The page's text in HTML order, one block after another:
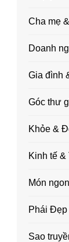
Cha mẹ
Doanh
Gia đình
Góc thư
Khỏe &
Kinh tế &
Món
Phái Đẹp
Sao